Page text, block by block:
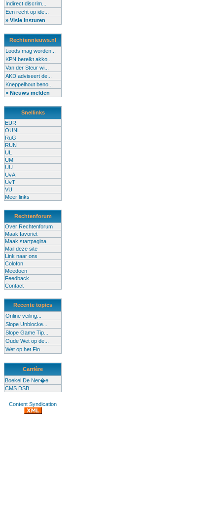
Indirect discrim...
Een recht op ide...
» Visie insturen
Rechtennieuws.nl
Loods mag worden...
KPN bereikt akko...
Van der Steur wi...
AKD adviseert de...
Kneppelhout beno...
» Nieuws melden
Snellinks
EUR
OUNL
RuG
RUN
UL
UM
UU
UvA
UvT
VU
Meer links
Rechtenforum
Over Rechtenforum
Maak favoriet
Maak startpagina
Mail deze site
Link naar ons
Colofon
Meedoen
Feedback
Contact
Recente topics
Online veiling...
Slope Unblocke...
Slope Game Tip...
Oude Wet op de...
Wet op het Fin...
Carrière
Boekel De Ner�e
CMS DSB
Content Syndication